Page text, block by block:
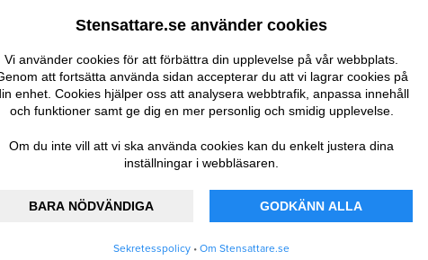
Stensattare.se använder cookies
Vi använder cookies för att förbättra din upplevelse på vår webbplats.
att fortsätta använda sidan accepterar du att vi lagrar cookies på
enhet. Cookies hjälper oss att analysera webbtrafik, anpassa innehåll
och funktioner samt ge dig en mer personlig och smidig upplevelse.
Om du inte vill att vi ska använda cookies kan du enkelt justera dina
inställningar i webbläsaren.
BARA NÖDVÄNDIGA GODKÄNN ALLA
Sekretesspolicy • Om Stensattare.se